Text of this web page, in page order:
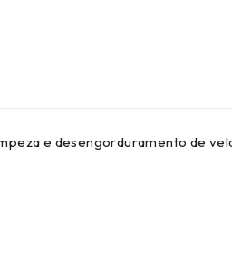
e desengorduramento de